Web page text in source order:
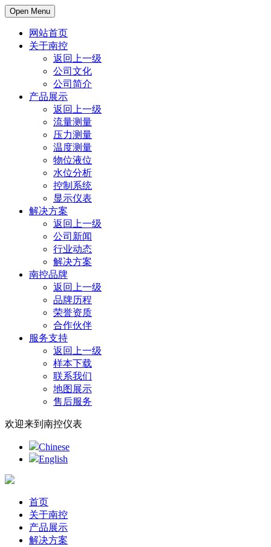
Open Menu
网站首页
关于南控
返回上一级
公司文化
公司简介
产品展示
返回上一级
流量测量
压力测量
温度测量
物位液位
水位分析
控制系统
显示仪表
解决方案
返回上一级
公司新闻
行业动态
解决方案
南控品牌
返回上一级
品牌历程
荣誉资质
合作伙伴
服务支持
返回上一级
样本下载
联系我们
地图展示
售后服务
欢迎来到南控仪表
Chinese
English
首页
关于南控
产品展示
解决方案